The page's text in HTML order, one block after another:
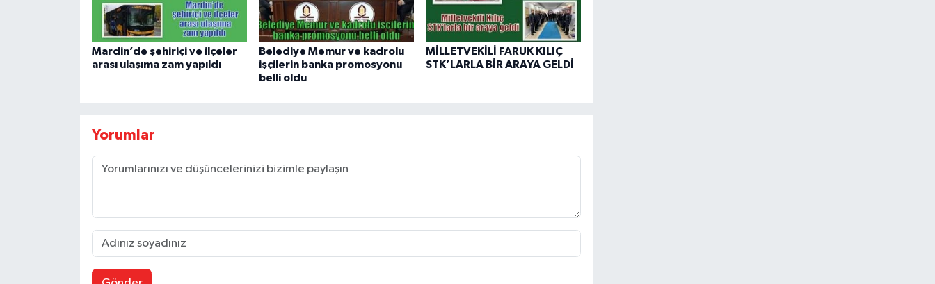
Mardin’de şehiriçi ve ilçeler
arası ulaşıma zam yapıldı
Belediye Memur ve kadrolu
işçilerin banka promosyonu
belli oldu
MİLLETVEKİLİ FARUK KILIÇ
STK’LARLA BİR ARAYA GELDİ
Yorumlar